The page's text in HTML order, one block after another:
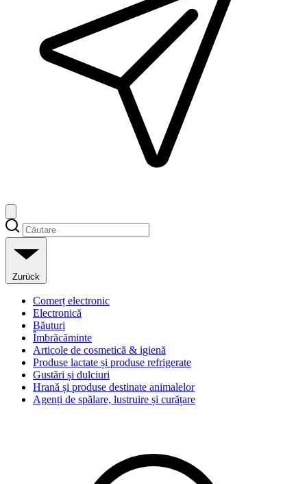
Zurück
Comerț electronic
Electronică
Băuturi
Îmbrăcăminte
Articole de cosmetică & igienă
Produse lactate și produse refrigerate
Gustări și dulciuri
Hrană și produse destinate animalelor
Agenți de spălare, lustruire și curățare